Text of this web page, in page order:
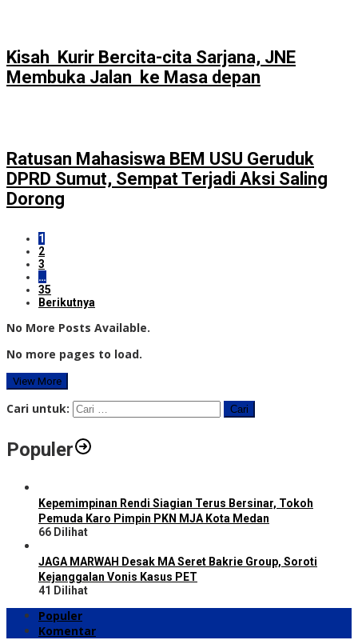
Kisah Kurir Bercita-cita Sarjana, JNE
Membuka Jalan ke Masa depan
Ratusan Mahasiswa BEM USU Geruduk
DPRD Sumut, Sempat Terjadi Aksi Saling
Dorong
1
2
3
…
35
Berikutnya
No More Posts Available.
No more pages to load.
View More
Cari untuk:
Populer
Kepemimpinan Rendi Siagian Terus Bersinar, Tokoh
Pemuda Karo Pimpin PKN MJA Kota Medan
66 Dilihat
JAGA MARWAH Desak MA Seret Bakrie Group, Soroti
Kejanggalan Vonis Kasus PET
41 Dilihat
Populer
Komentar